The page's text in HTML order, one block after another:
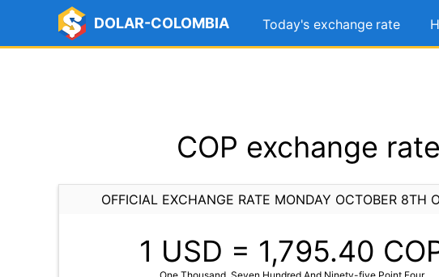
DOLAR-COLOMBIA Today's exchange rate
COP exchange
OFFICIAL EXCHANGE RATE MONDAY OCTOBER 8TH
1 USD = 1,795.40